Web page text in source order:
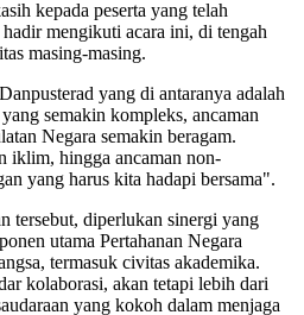
kepada peserta yang telah
mengikuti acara ini, di tengah
masing-masing.
yang di antaranya adalah
semakin kompleks, ancaman
Negara semakin beragam.
iklim, hingga ancaman non-
yang harus kita hadapi bersama".
tersebut, diperlukan sinergi yang
utama Pertahanan Negara
termasuk civitas akademika.
kolaborasi, akan tetapi lebih dari
yang kokoh dalam menjaga